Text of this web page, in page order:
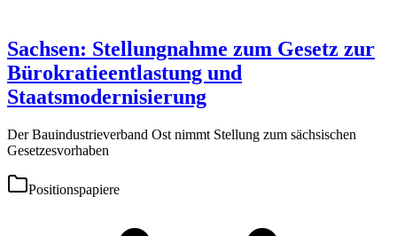
Sachsen: Stellungnahme zum Gesetz zur
Bürokratieentlastung und
Staatsmodernisierung
Der Bauindustrieverband Ost nimmt Stellung zum sächsischen
Gesetzesvorhaben
Positionspapiere